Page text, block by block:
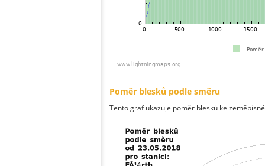
Poměr blesků podle směru
Tento graf ukazuje poměr blesků ke